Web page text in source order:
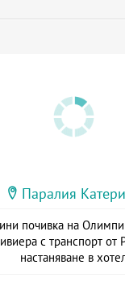
Паралия
почивка на
с транспорт от
настаняване в